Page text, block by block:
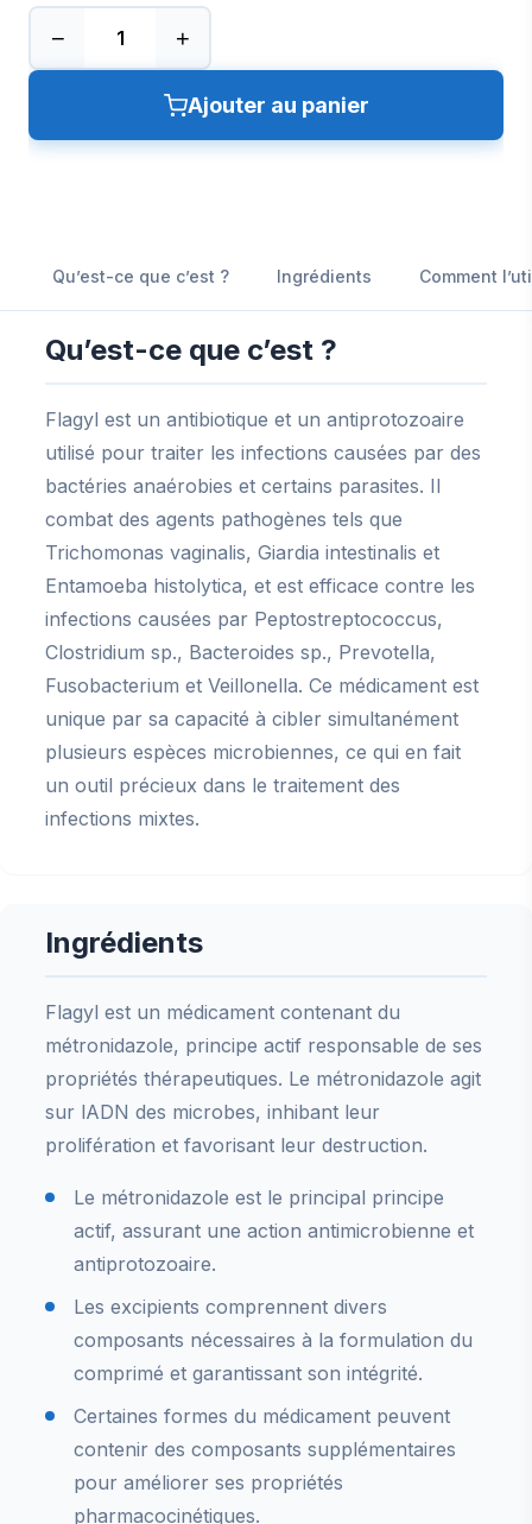
− +
Ajouter au panier
Qu’est-ce que c’est ? Ingrédients Comment
Qu’est-ce que c’est ?
Flagyl est un antibiotique et un antiprotozoaire
utilisé pour traiter les infections causées par des
bactéries anaérobies et certains parasites. Il
combat des agents pathogènes tels que
Trichomonas vaginalis, Giardia intestinalis et
Entamoeba histolytica, et est efficace contre les
infections causées par Peptostreptococcus,
Clostridium sp., Bacteroides sp., Prevotella,
Fusobacterium et Veillonella. Ce médicament est
unique par sa capacité à cibler simultanément
plusieurs espèces microbiennes, ce qui en fait
un outil précieux dans le traitement des
infections mixtes.
Ingrédients
Flagyl est un médicament contenant du
métronidazole, principe actif responsable de ses
propriétés thérapeutiques. Le métronidazole agit
sur lADN des microbes, inhibant leur
prolifération et favorisant leur destruction.
Le métronidazole est le principal principe
actif, assurant une action antimicrobienne et
antiprotozoaire.
Les excipients comprennent divers
composants nécessaires à la formulation du
comprimé et garantissant son intégrité.
Certaines formes du médicament peuvent
contenir des composants supplémentaires
pour améliorer ses propriétés
pharmacocinétiques.